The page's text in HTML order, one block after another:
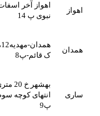
اهواز آخر اسفات خ شهید
نبوی پ 14
همدان-مهدیه12متری توحید-
ک قائم-پ8
بهشهر خ 20 متری امت
انتهای کوچه سوم کوچه بهار